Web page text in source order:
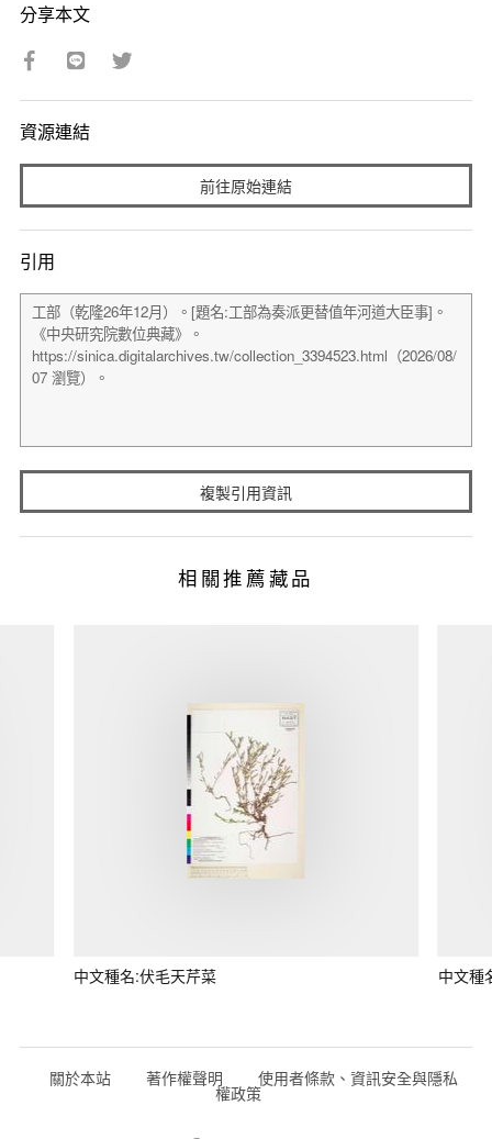
分享本文
資源連結
前往原始連結
引用
複製引用資訊
相關推薦藏品
中文種名:伏毛天芹菜 中文種
關於本站 著作權聲明 使用者條款、資訊安全與隱私
權政策